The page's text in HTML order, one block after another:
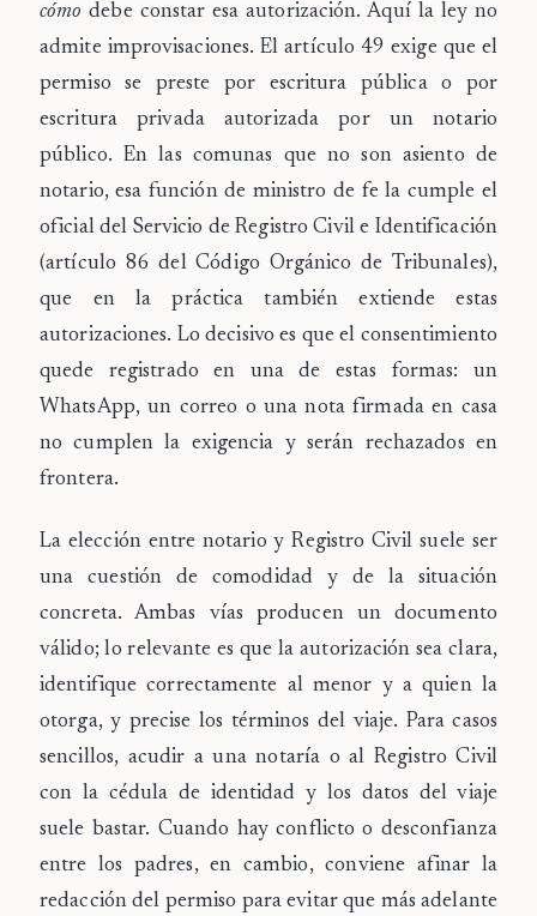
cómo debe constar esa autorización. Aquí la ley no
admite improvisaciones. El artículo 49 exige que el
permiso se preste por escritura pública o por
escritura privada autorizada por un notario
público. En las comunas que no son asiento de
notario, esa función de ministro de fe la cumple el
oficial del Servicio de Registro Civil e Identificación
(artículo 86 del Código Orgánico de Tribunales),
que en la práctica también extiende estas
autorizaciones. Lo decisivo es que el consentimiento
quede registrado en una de estas formas: un
WhatsApp, un correo o una nota firmada en casa
no cumplen la exigencia y serán rechazados en
frontera.
La elección entre notario y Registro Civil suele ser
una cuestión de comodidad y de la situación
concreta. Ambas vías producen un documento
válido; lo relevante es que la autorización sea clara,
identifique correctamente al menor y a quien la
otorga, y precise los términos del viaje. Para casos
sencillos, acudir a una notaría o al Registro Civil
con la cédula de identidad y los datos del viaje
suele bastar. Cuando hay conflicto o desconfianza
entre los padres, en cambio, conviene afinar la
redacción del permiso para evitar que más adelante